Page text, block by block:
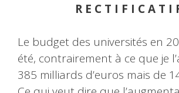
R E C T I F I C A T I
Le budget des universités en
été, contrairement à ce que je
385 milliards d’euros mais de